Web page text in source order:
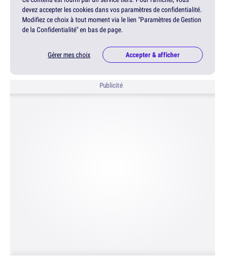
devez accepter les cookies dans vos paramètres de confidentialité.
Modifiez ce choix à tout moment via le lien "Paramètres de Gestion
de la Confidentialité" en bas de page.
Gérer mes choix Accepter & afficher
Publicité